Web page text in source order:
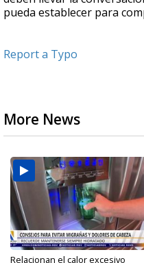
pueda establecer para
Report a Typo
More News
Relacionan el calor excesivo